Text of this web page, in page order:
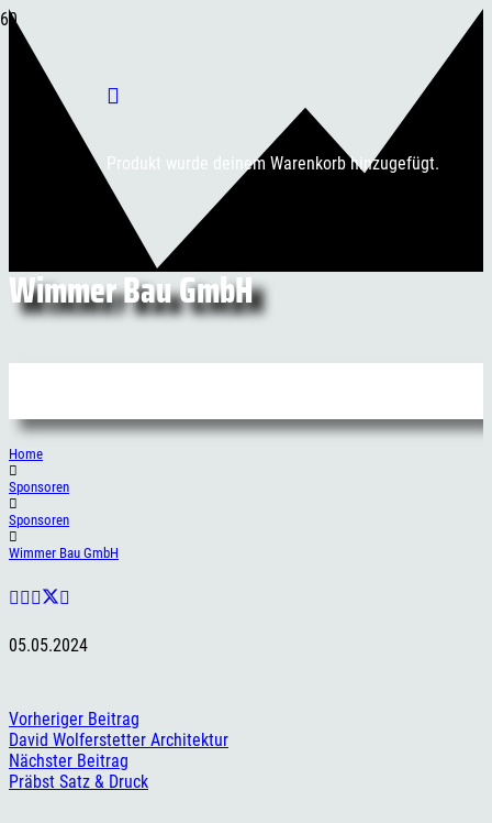
Produkt wurde deinem Warenkorb hinzugefügt.
Wimmer Bau GmbH
Home
Sponsoren
Sponsoren
Wimmer Bau GmbH
05.05.2024
Vorheriger Beitrag
David Wolferstetter Architektur
Nächster Beitrag
Präbst Satz & Druck